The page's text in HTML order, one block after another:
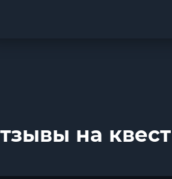
на